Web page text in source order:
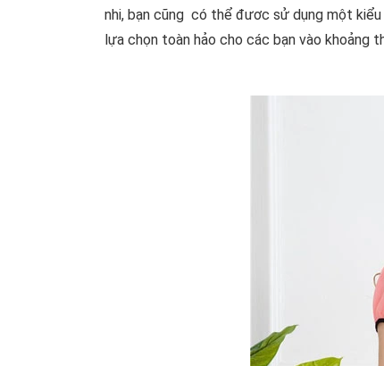
nhi, bạn cũng có thể đươc sử dụng một
lựa chọn toàn hảo cho các bạn vào khoảng